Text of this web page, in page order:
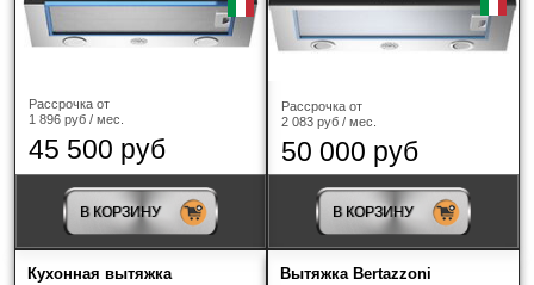
Наличие
Производитель
AEG(1)
ASKO(8)
Рассрочка от
1 896 руб / мес.
45 500 руб
В КОРЗИНУ
Рассрочка от
2 083 руб / мес.
50 000 руб
В КОРЗИНУ
Кухонная вытяжка
Вытяжка Bertazzoni